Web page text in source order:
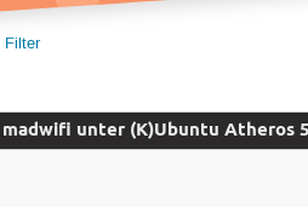
Filter
unter (K)Ubuntu Atheros